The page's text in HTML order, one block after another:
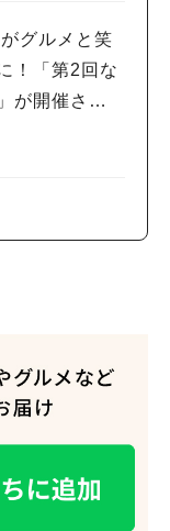
グルメと笑
！「第2回な
が開催され